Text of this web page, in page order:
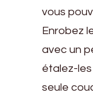
vous
Enrobez
avec un
étalez-les
seule